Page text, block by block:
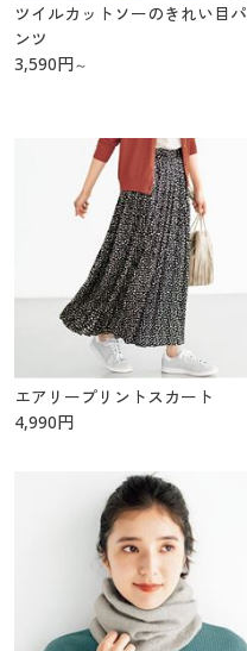
ツイルカットソーのきれい目パ
ンツ
3,590円～
エアリープリントスカート
4,990円